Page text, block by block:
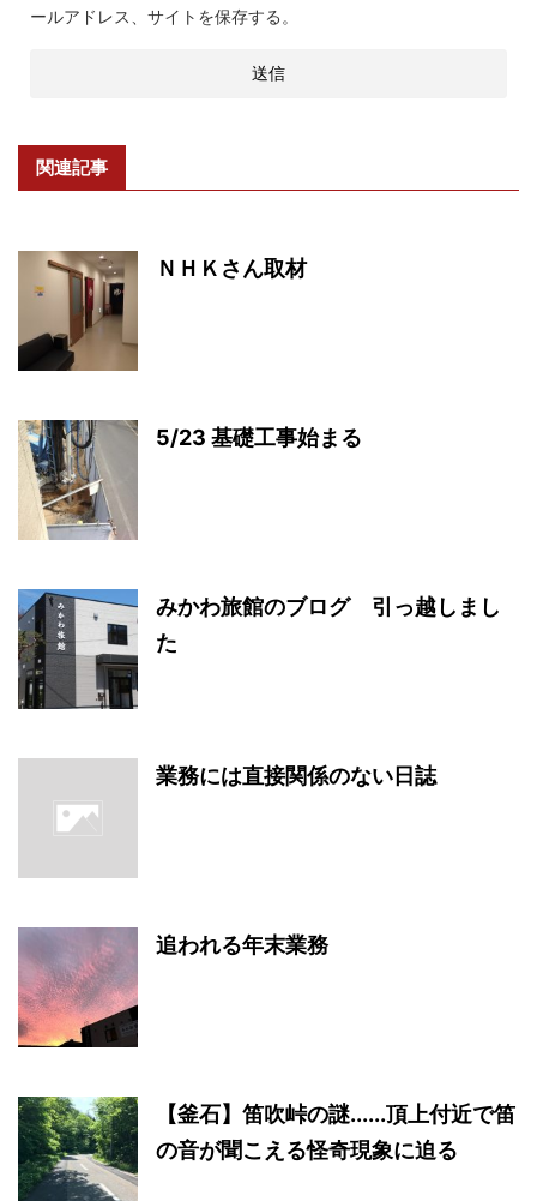
ールアドレス、サイトを保存する。
関連記事
ＮＨＫさん取材
5/23 基礎工事始まる
みかわ旅館のブログ 引っ越しまし
た
業務には直接関係のない日誌
追われる年末業務
【釜石】笛吹峠の謎......頂上付近で笛
の音が聞こえる怪奇現象に迫る